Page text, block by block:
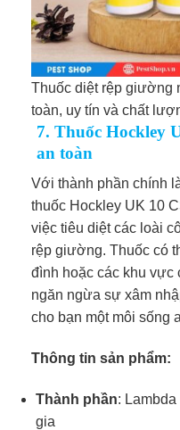
Thuốc diệt rệp giường
toàn, uy tín và chất
7. Thuốc Hockley
an toàn
Với thành phần chính
thuốc Hockley UK 10
việc tiêu diệt các loài
rệp giường. Thuốc có
đình hoặc các khu vực
ngăn ngừa sự xâm
cho bạn một môi sống
Thông tin sản phẩm:
Thành phần:
gia